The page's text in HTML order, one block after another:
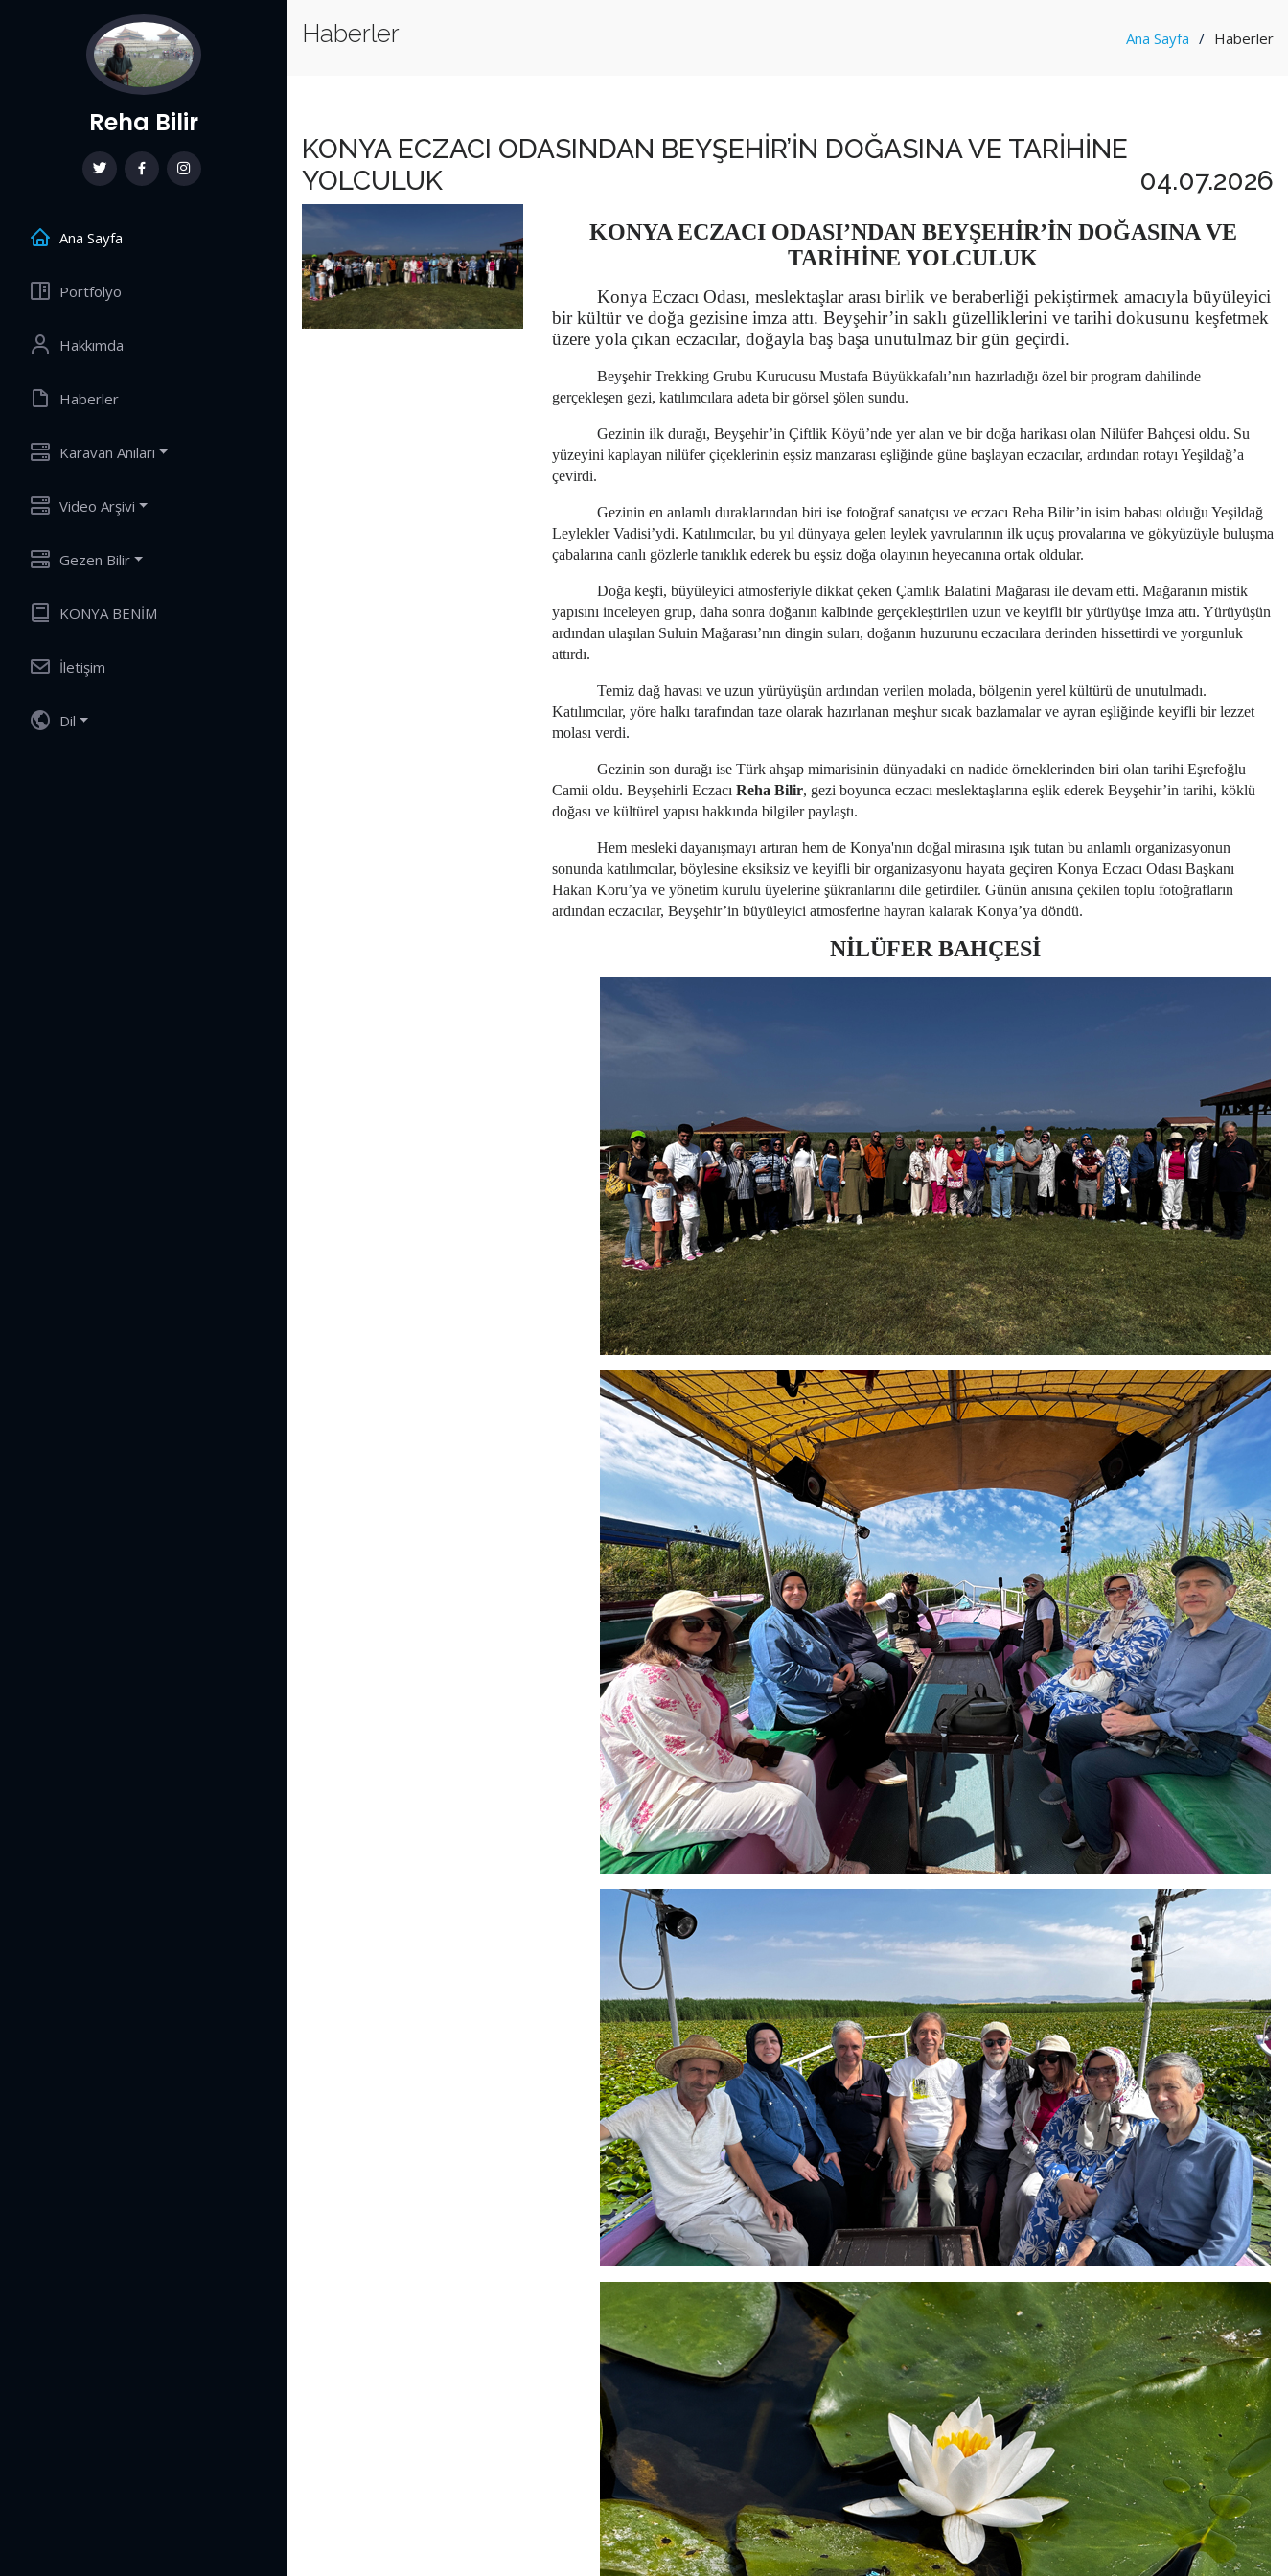
Reha Bilir
Ana Sayfa
Portfolyo
Hakkımda
Haberler
Karavan Anıları
Video Arşivi
Gezen Bilir
KONYA BENİM
İletişim
Dil
Haberler Ana Sayfa Haberler
KONYA ECZACI ODASINDAN BEYŞEHİR’İN DOĞASINA VE TARİHİNE
YOLCULUK
04.07.2026
KONYA ECZACI ODASI’NDAN BEYŞEHİR’İN DOĞASINA VE
TARİHİNE YOLCULUK
Konya Eczacı Odası, meslektaşlar arası birlik ve beraberliği pekiştirmek amacıyla büyüleyici
bir kültür ve doğa gezisine imza attı. Beyşehir’in saklı güzelliklerini ve tarihi dokusunu keşfetmek
üzere yola çıkan eczacılar, doğayla baş başa unutulmaz bir gün geçirdi.
Beyşehir Trekking Grubu Kurucusu Mustafa Büyükkafalı’nın hazırladığı özel bir program dahilinde
gerçekleşen gezi, katılımcılara adeta bir görsel şölen sundu.
Gezinin ilk durağı, Beyşehir’in Çiftlik Köyü’nde yer alan ve bir doğa harikası olan Nilüfer Bahçesi oldu. Su
yüzeyini kaplayan nilüfer çiçeklerinin eşsiz manzarası eşliğinde güne başlayan eczacılar, ardından rotayı Yeşildağ’a
çevirdi.
Gezinin en anlamlı duraklarından biri ise fotoğraf sanatçısı ve eczacı Reha Bilir’in isim babası olduğu Yeşildağ
Leylekler Vadisi’ydi. Katılımcılar, bu yıl dünyaya gelen leylek yavrularının ilk uçuş provalarına ve gökyüzüyle buluşma
çabalarına canlı gözlerle tanıklık ederek bu eşsiz doğa olayının heyecanına ortak oldular.
Doğa keşfi, büyüleyici atmosferiyle dikkat çeken Çamlık Balatini Mağarası ile devam etti. Mağaranın mistik
yapısını inceleyen grup, daha sonra doğanın kalbinde gerçekleştirilen uzun ve keyifli bir yürüyüşe imza attı. Yürüyüşün
ardından ulaşılan Suluin Mağarası’nın dingin suları, doğanın huzurunu eczacılara derinden hissettirdi ve yorgunluk
attırdı.
Temiz dağ havası ve uzun yürüyüşün ardından verilen molada, bölgenin yerel kültürü de unutulmadı.
Katılımcılar, yöre halkı tarafından taze olarak hazırlanan meşhur sıcak bazlamalar ve ayran eşliğinde keyifli bir lezzet
molası verdi.
Gezinin son durağı ise Türk ahşap mimarisinin dünyadaki en nadide örneklerinden biri olan tarihi Eşrefoğlu
Camii oldu. Beyşehirli Eczacı Reha Bilir, gezi boyunca eczacı meslektaşlarına eşlik ederek Beyşehir’in tarihi, köklü
doğası ve kültürel yapısı hakkında bilgiler paylaştı.
Hem mesleki dayanışmayı artıran hem de Konya'nın doğal mirasına ışık tutan bu anlamlı organizasyonun
sonunda katılımcılar, böylesine eksiksiz ve keyifli bir organizasyonu hayata geçiren Konya Eczacı Odası Başkanı
Hakan Koru’ya ve yönetim kurulu üyelerine şükranlarını dile getirdiler. Günün anısına çekilen toplu fotoğrafların
ardından eczacılar, Beyşehir’in büyüleyici atmosferine hayran kalarak Konya’ya döndü.
NİLÜFER BAHÇESİ